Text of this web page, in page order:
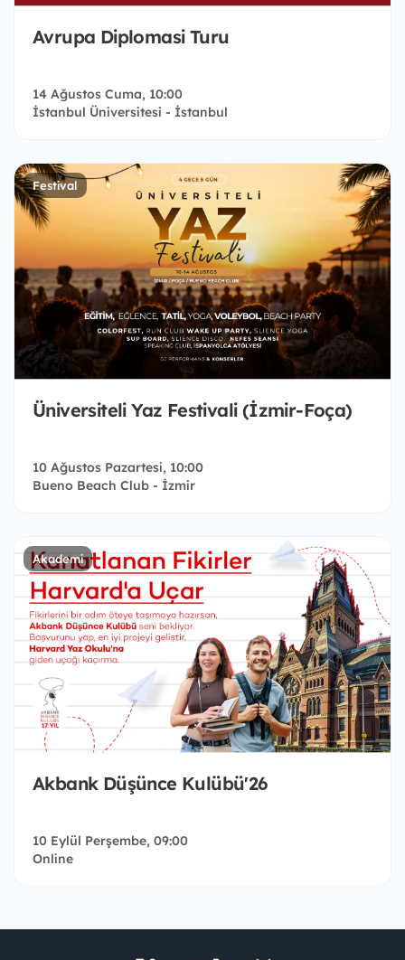
Avrupa Diplomasi Turu
14 Ağustos Cuma, 10:00
İstanbul Üniversitesi - İstanbul
Festival
Üniversiteli Yaz Festivali (İzmir-Foça)
10 Ağustos Pazartesi, 10:00
Bueno Beach Club - İzmir
Akademi
Akbank Düşünce Kulübü'26
10 Eylül Perşembe, 09:00
Online